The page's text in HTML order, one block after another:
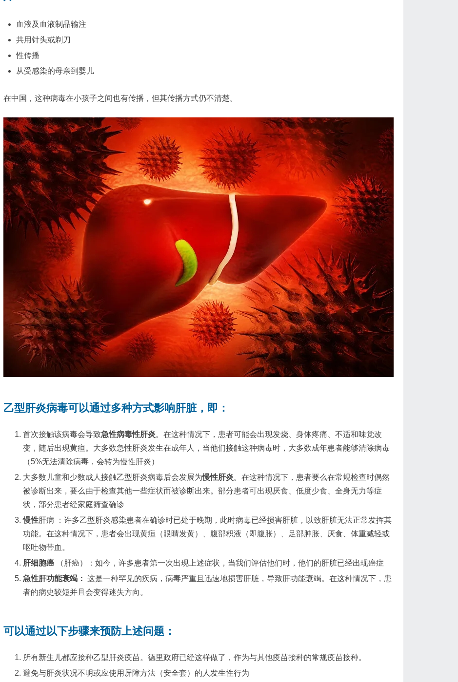
血液及血液制品输注
共用针头或剃刀
性传播
从受感染的母亲到婴儿
在中国，这种病毒在小孩子之间也有传播，但其传播方式仍不清楚。
乙型肝炎病毒可以通过多种方式影响肝脏，即：
首次接触该病毒会导致急性病毒性肝炎。在这种情况下，患者可能会出现发烧、身体疼痛、不适和味觉改
变，随后出现黄疸。大多数急性肝炎发生在成年人，当他们接触这种病毒时，大多数成年患者能够清除病毒
（5%无法清除病毒，会转为慢性肝炎）
大多数儿童和少数成人接触乙型肝炎病毒后会发展为慢性肝炎。在这种情况下，患者要么在常规检查时偶然
被诊断出来，要么由于检查其他一些症状而被诊断出来。部分患者可出现厌食、低度少食、全身无力等症
状，部分患者经家庭筛查确诊
慢性肝病 ：许多乙型肝炎感染患者在确诊时已处于晚期，此时病毒已经损害肝脏，以致肝脏无法正常发挥其
功能。在这种情况下，患者会出现黄疸（眼睛发黄）、腹部积液（即腹胀）、足部肿胀、厌食、体重减轻或
呕吐物带血。
肝细胞癌 （肝癌）：如今，许多患者第一次出现上述症状，当我们评估他们时，他们的肝脏已经出现癌症
急性肝功能衰竭： 这是一种罕见的疾病，病毒严重且迅速地损害肝脏，导致肝功能衰竭。在这种情况下，患
者的病史较短并且会变得迷失方向。
可以通过以下步骤来预防上述问题：
所有新生儿都应接种乙型肝炎疫苗。德里政府已经这样做了，作为与其他疫苗接种的常规疫苗接种。
避免与肝炎状况不明或应使用屏障方法（安全套）的人发生性行为